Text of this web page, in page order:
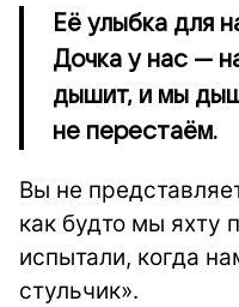
Её улыбка для
Дочка у нас —
дышит, и мы
не перестаём.
Вы не
как будто мы яхту
испытали, когда
стульчик».